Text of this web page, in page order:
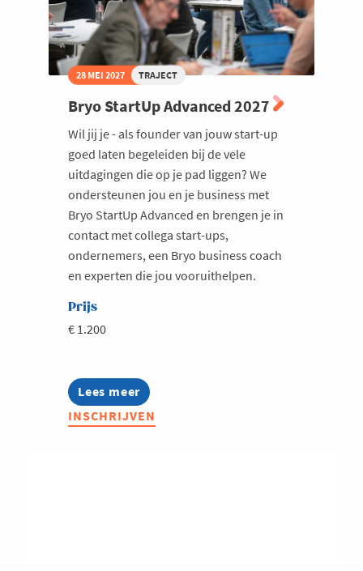
28 MEI 2027 TRAJECT
Bryo StartUp Advanced 2027
Wil jij je - als founder van jouw start-up
goed laten begeleiden bij de vele
uitdagingen die op je pad liggen? We
ondersteunen jou en je business met
Bryo StartUp Advanced en brengen je in
contact met collega start-ups,
ondernemers, een Bryo business coach
en experten die jou vooruithelpen.
Prijs
€ 1.200
Lees meer
about
Bryo
StartUp
INSCHRIJVEN